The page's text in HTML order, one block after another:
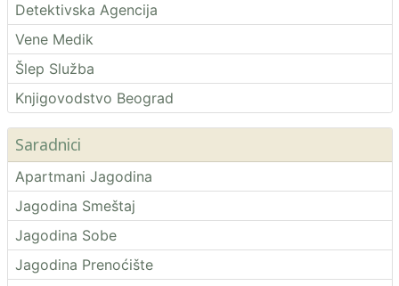
Detektivska Agencija
Vene Medik
Šlep Služba
Knjigovodstvo Beograd
Saradnici
Apartmani Jagodina
Jagodina Smeštaj
Jagodina Sobe
Jagodina Prenoćište